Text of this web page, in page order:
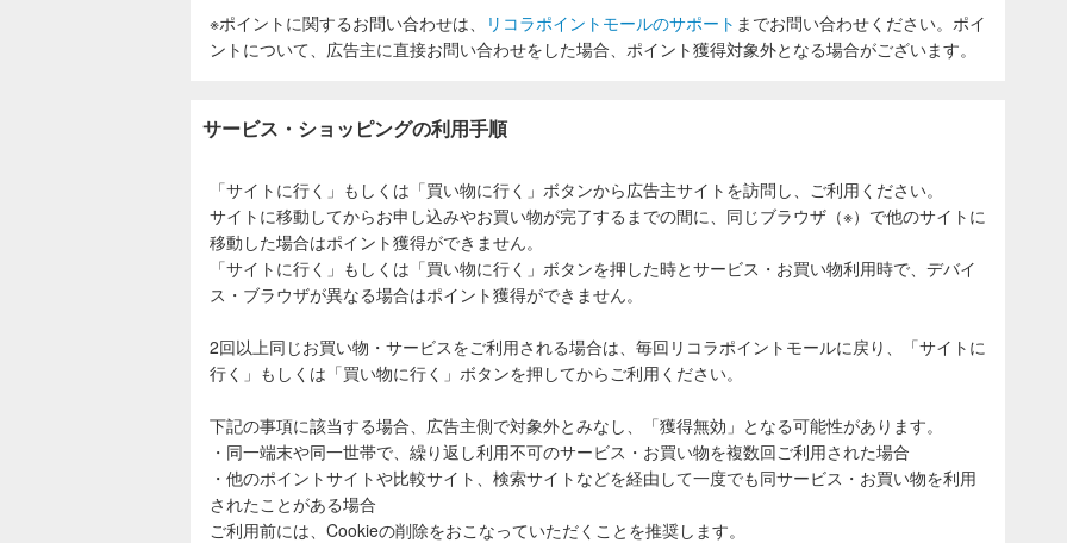
※ポイントに関するお問い合わせは、
リコラポイントモールのサポート までお問い合わせください。ポイ
ントについて、広告主に直接お問い合わせをした場合、ポイント獲得対象外となる場合がございます。
サービス・ショッピングの利用手順
「サイトに行く」もしくは「買い物に行く」ボタンから広告主サイトを訪問し、ご利用ください。
サイトに移動してからお申し込みやお買い物が完了するまでの間に、同じブラウザ（※）で他のサイトに
移動した場合はポイント獲得ができません。
「サイトに行く」もしくは「買い物に行く」ボタンを押した時とサービス・お買い物利用時で、デバイ
ス・ブラウザが異なる場合はポイント獲得ができません。
2回以上同じお買い物・サービスをご利用される場合は、毎回リコラポイントモールに戻り、「サイトに
行く」もしくは「買い物に行く」ボタンを押してからご利用ください。
下記の事項に該当する場合、広告主側で対象外とみなし、「獲得無効」となる可能性があります。
・同一端末や同一世帯で、繰り返し利用不可のサービス・お買い物を複数回ご利用された場合
・他のポイントサイトや比較サイト、検索サイトなどを経由して一度でも同サービス・お買い物を利用
されたことがある場合
ご利用前には、Cookieの削除をおこなっていただくことを推奨します。